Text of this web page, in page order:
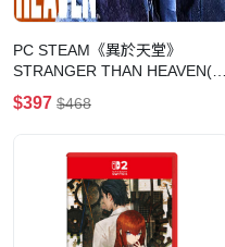
PC STEAM《異於天堂》
STRANGER THAN HEAVEN(數
位一般版)
$397 $468